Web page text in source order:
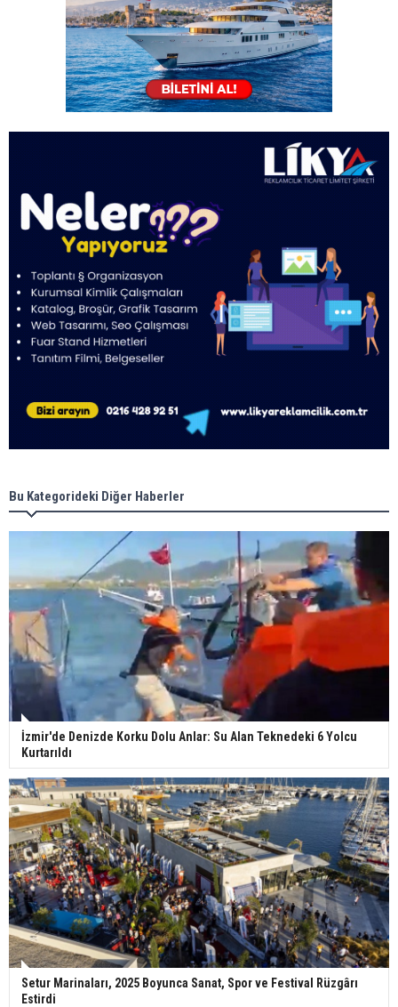
Bu Kategorideki Diğer Haberler
İzmir'de Denizde Korku Dolu Anlar: Su Alan Teknedeki 6 Yolcu
Kurtarıldı
Setur Marinaları, 2025 Boyunca Sanat, Spor ve Festival Rüzgârı
Estirdi